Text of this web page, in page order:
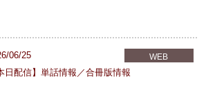
WEB
06/25
日配信】単話情報／合冊版情報